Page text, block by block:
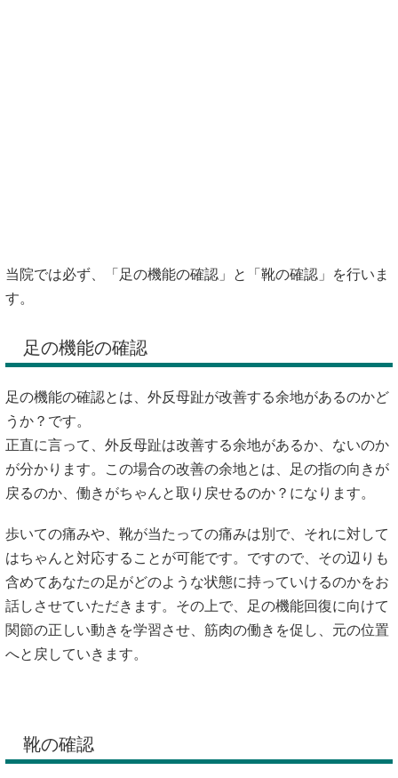
当院では必ず、「足の機能の確認」と「靴の確認」を行いま
す。
足の機能の確認
足の機能の確認とは、外反母趾が改善する余地があるのかど
うか？です。
正直に言って、外反母趾は改善する余地があるか、ないのか
が分かります。この場合の改善の余地とは、足の指の向きが
戻るのか、働きがちゃんと取り戻せるのか？になります。
歩いての痛みや、靴が当たっての痛みは別で、それに対して
はちゃんと対応することが可能です。ですので、その辺りも
含めてあなたの足がどのような状態に持っていけるのかをお
話しさせていただきます。その上で、足の機能回復に向けて
関節の正しい動きを学習させ、筋肉の働きを促し、元の位置
へと戻していきます。
靴の確認